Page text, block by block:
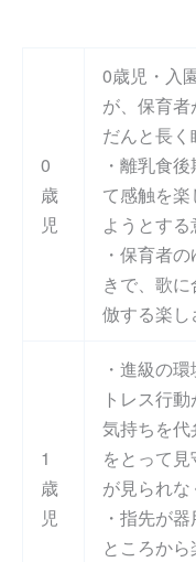
0
歳
児
0歳児・入
が、保育
だんと長く
・離乳食
て感触を
ようとする
・保育者
きで、歌
倣する楽し
1
歳
児
・進級の
トレス行
気持ちを
をとって
が見られな
・指先が
ところから